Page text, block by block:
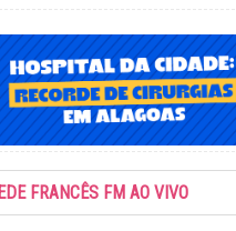
FM AO VIVO